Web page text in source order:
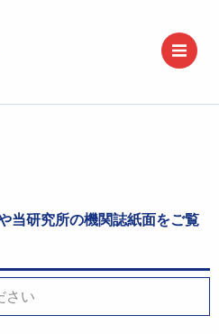
当研究所の機関誌紙面をご覧